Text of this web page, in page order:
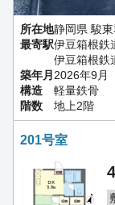
所在地静岡県 駿
最寄駅伊豆箱根鉄
伊豆箱根鉄
築年月 2026年9月
構造
軽量鉄骨
階数
地上2階
201号室